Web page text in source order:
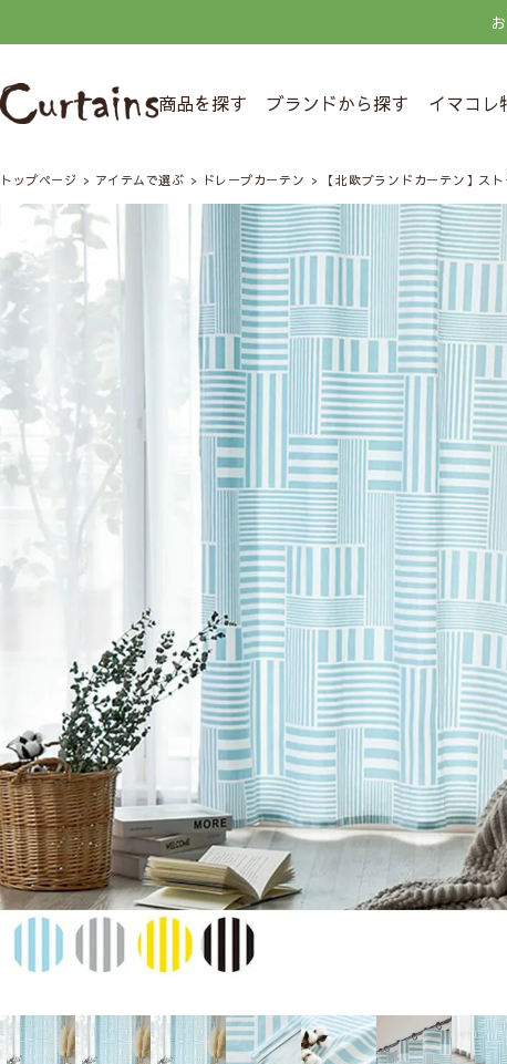
商品を探す ブランドから探す イマコレ
トップページ アイテムで選ぶ ドレープカーテン 【北欧ブランドカーテン】ス